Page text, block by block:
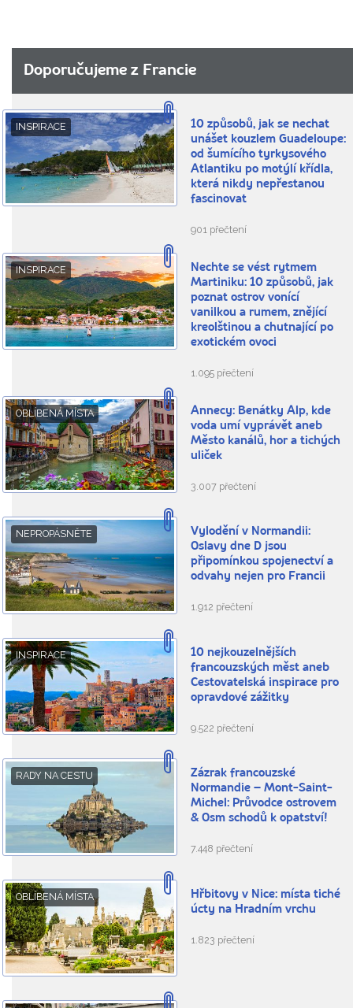
Doporučujeme z Francie
INSPIRACE
10 způsobů, jak se nechat
unášet kouzlem Guadeloupe:
od šumícího tyrkysového
Atlantiku po motýlí křídla,
která nikdy nepřestanou
fascinovat
901 přečtení
INSPIRACE
Nechte se vést rytmem
Martiniku: 10 způsobů, jak
poznat ostrov vonící
vanilkou a rumem, znějící
kreolštinou a chutnající po
exotickém ovoci
1.095 přečtení
OBLÍBENÁ MÍSTA
Annecy: Benátky Alp, kde
voda umí vyprávět aneb
Město kanálů, hor a tichých
uliček
3.007 přečtení
NEPROPÁSNĚTE
Vylodění v Normandii:
Oslavy dne D jsou
připomínkou spojenectví a
odvahy nejen pro Francii
1.912 přečtení
INSPIRACE
10 nejkouzelnějších
francouzských měst aneb
Cestovatelská inspirace pro
opravdové zážitky
9.522 přečtení
RADY NA CESTU
Zázrak francouzské
Normandie – Mont-Saint-
Michel: Průvodce ostrovem
& Osm schodů k opatství!
7.448 přečtení
OBLÍBENÁ MÍSTA
Hřbitovy v Nice: místa tiché
úcty na Hradním vrchu
1.823 přečtení